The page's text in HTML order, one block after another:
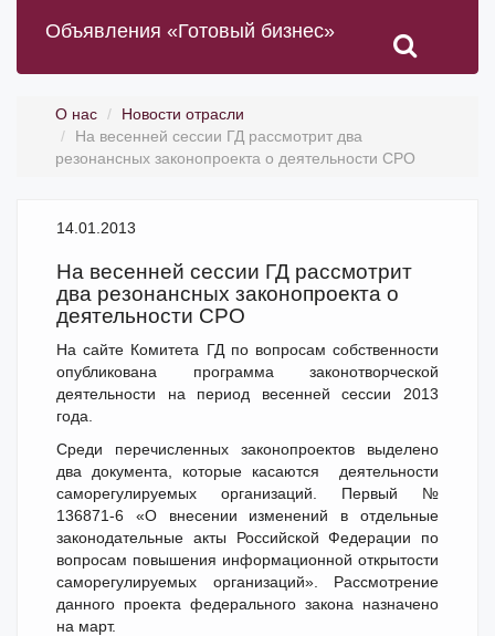
Объявления «Готовый бизнес»
О нас
Новости отрасли
На весенней сессии ГД рассмотрит два
резонансных законопроекта о деятельности СРО
14.01.2013
На весенней сессии ГД рассмотрит
два резонансных законопроекта о
деятельности СРО
На сайте Комитета ГД по вопросам собственности
опубликована программа законотворческой
деятельности на период весенней сессии 2013
года.
Среди перечисленных законопроектов выделено
два документа, которые касаются деятельности
саморегулируемых организаций. Первый №
136871-6 «О внесении изменений в отдельные
законодательные акты Российской Федерации по
вопросам повышения информационной открытости
саморегулируемых организаций». Рассмотрение
данного проекта федерального закона назначено
на март.